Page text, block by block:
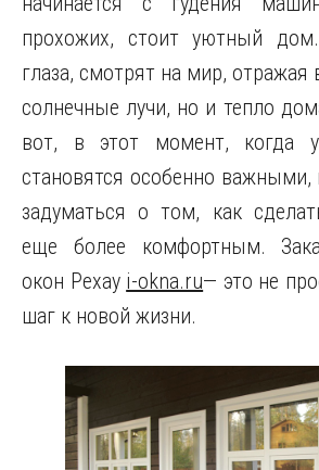
прохожих, стоит уютный
глаза, смотрят на мир, отражая
солнечные лучи, но и тепло
вот, в этот момент, когда
становятся особенно важными,
задуматься о том, как
еще более комфортным.
окон Рехау i-okna.ru— это не
шаг к новой жизни.